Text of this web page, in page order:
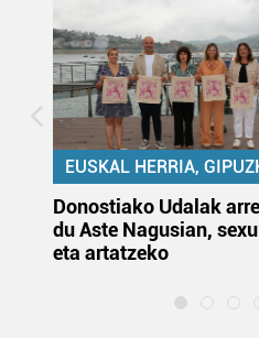
EUSKAL HERRIA,
Donostiako Udalak
du Aste Nagusian,
eta artatzeko